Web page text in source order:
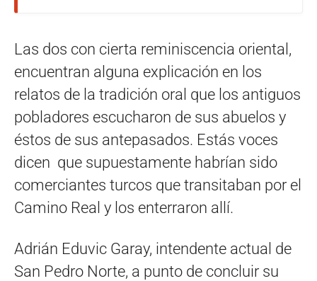
Las dos con cierta reminiscencia oriental,
encuentran alguna explicación en los
relatos de la tradición oral que los antiguos
pobladores escucharon de sus abuelos y
éstos de sus antepasados. Estás voces
dicen que supuestamente habrían sido
comerciantes turcos que transitaban por el
Camino Real y los enterraron allí.
Adrián Eduvic Garay, intendente actual de
San Pedro Norte, a punto de concluir su